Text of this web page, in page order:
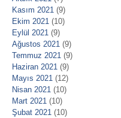
Kasım 2021 (9)
Ekim 2021 (10)
Eylül 2021 (9)
Ağustos 2021 (9)
Temmuz 2021 (9)
Haziran 2021 (9)
Mayıs 2021 (12)
Nisan 2021 (10)
Mart 2021 (10)
Şubat 2021 (10)